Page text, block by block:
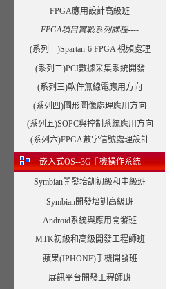
FPGA應用設計高級班
FPGA項目實戰系列課程----
(系列一)Spartan-6 FPGA 視頻處理
(系列二)PCI數據采集系統開發
(系列三)軟件無線電應用方向
(系列四)圖形圖像處理應用方向
(系列五)SOPC與控制系統應用方向
(系列六)FPGA數字信號處理設計
嵌入式OS--3G手機操作系統
Symbian開發培訓初級和中級班
Symbian開發培訓高級班
Android系統與應用開發班
MTK初級和高級開發工程師班
蘋果(IPHONE)手機開發班
展訊平台開發工程師班